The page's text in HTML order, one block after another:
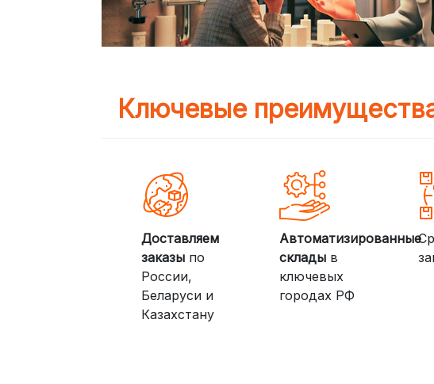
Ключевые
Доставляем
заказыпо
России,
Беларуси и
Казахстану
Автоматизированные
склады в
ключевых
городах РФ